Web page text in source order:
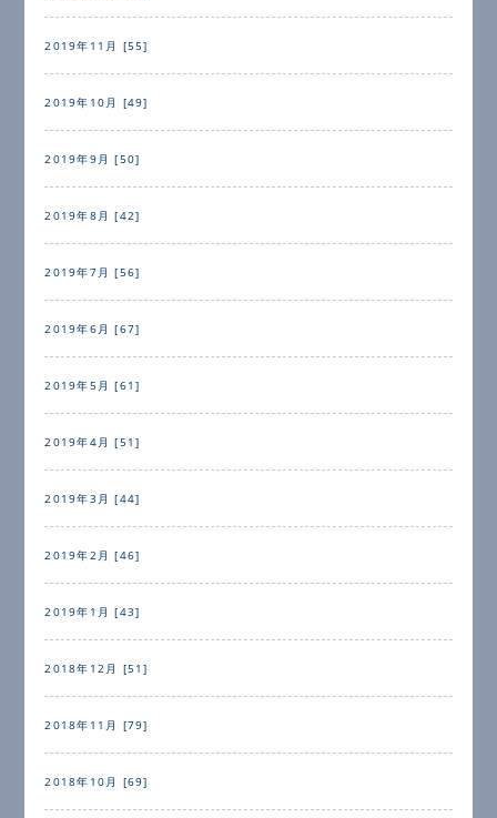
2019年11月 [55]
2019年10月 [49]
2019年9月 [50]
2019年8月 [42]
2019年7月 [56]
2019年6月 [67]
2019年5月 [61]
2019年4月 [51]
2019年3月 [44]
2019年2月 [46]
2019年1月 [43]
2018年12月 [51]
2018年11月 [79]
2018年10月 [69]